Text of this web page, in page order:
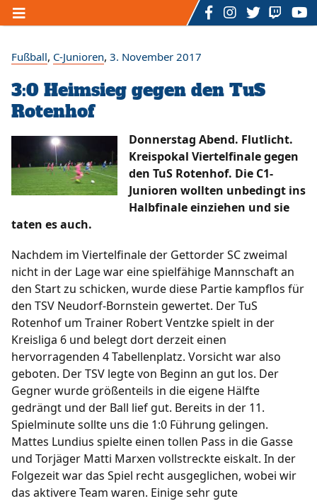
Home
Unser TSV
Der Vorstand
Sponsoring/ Sportstätten Förderverein
Geschichte Hall of Fame Satzung /
Datenschutzerklärung Impressum Kontakt
Formulare
Sportarten
Zumba - Fitnesskurs/ U3 - Mutter - Kind - Turnen/
Ü3 bis 7 Jahre - Kinderturnen/ Dart/ Billard/
Volleyball/ eSports / Badminton/ Bogenschießen/
Floorball
Fußball
1. Herren / 2. Herren/ 1. Frauen/ B-Junioren /
C-Junioren/ D-Junioren/ E-Junioren/ F-Junioren
G-Junioren/ Altherren Ü32
Termine
Archiv
Fußball, C-Junioren, 3. November 2017
3:0 Heimsieg gegen den TuS
Rotenhof
Donnerstag Abend. Flutlicht.
Kreispokal Viertelfinale gegen
den TuS Rotenhof. Die C1-
Junioren wollten unbedingt ins
Halbfinale einziehen und sie
taten es auch.
Nachdem im Viertelfinale der Gettorder SC zweimal
nicht in der Lage war eine spielfähige Mannschaft an
den Start zu schicken, wurde diese Partie kampflos für
den TSV Neudorf-Bornstein gewertet. Der TuS
Rotenhof um Trainer Robert Ventzke spielt in der
Kreisliga 6 und belegt dort derzeit einen
hervorragenden 4 Tabellenplatz. Vorsicht war also
geboten. Der TSV legte von Beginn an gut los. Der
Gegner wurde größenteils in die eigene Hälfte
gedrängt und der Ball lief gut. Bereits in der 11.
Spielminute sollte uns die 1:0 Führung gelingen.
Mattes Lundius spielte einen tollen Pass in die Gasse
und Torjäger Matti Marxen vollstreckte eiskalt. In der
Folgezeit war das Spiel recht ausgeglichen, wobei wir
das aktivere Team waren. Einige sehr gute